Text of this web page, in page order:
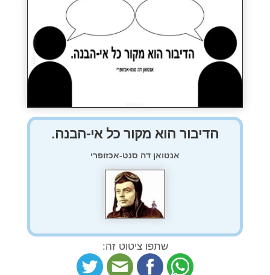
הדיבור הוא מקור כל אי-הבנה.
אנטואן דה סנט-אכזופרי
שתפו ציטוט זה: